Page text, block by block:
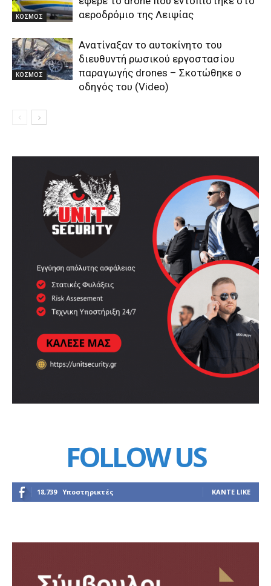
ΚΟΣΜΟΣ
αεροδρόμιο της Λειψίας
ΚΟΣΜΟΣ
Ανατίναξαν το αυτοκίνητο του
διευθυντή ρωσικού εργοστασίου
παραγωγής drones – Σκοτώθηκε ο
οδηγός του (Video)
FOLLOW US
18,739 Υποστηρικτές ΚΆΝΤΕ LIKE